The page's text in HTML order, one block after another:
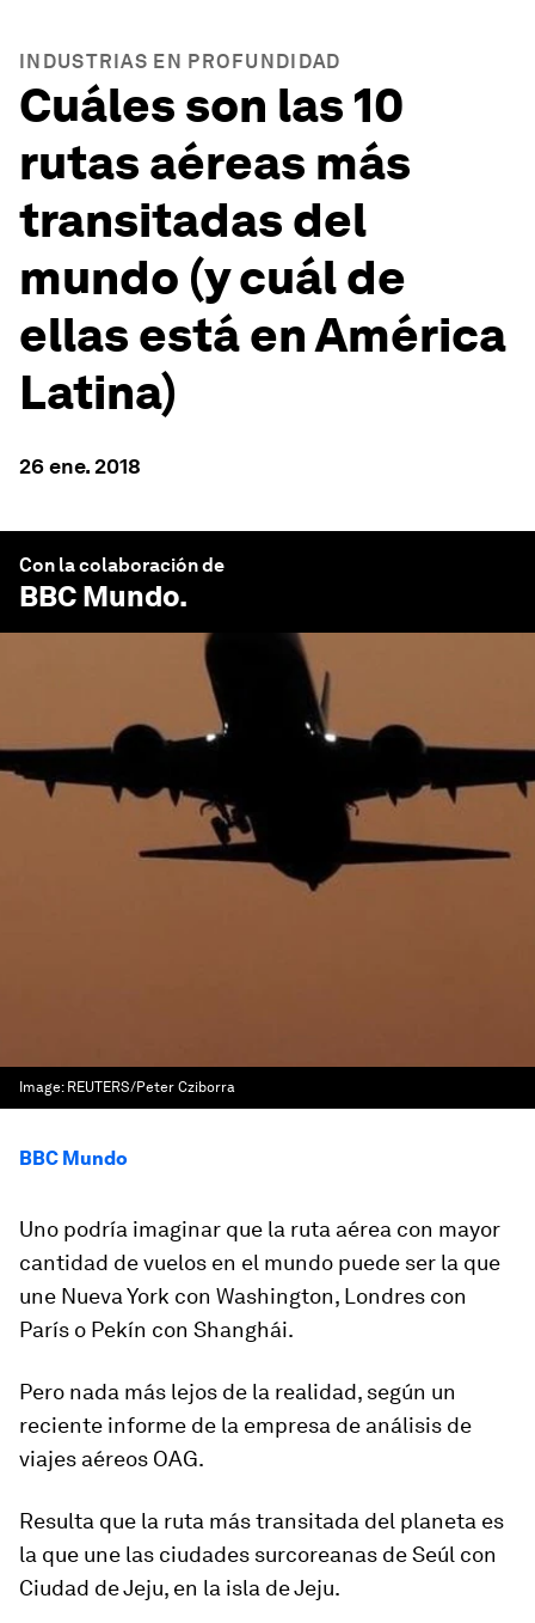
INDUSTRIAS EN PROFUNDIDAD
Cuáles son las 10
rutas aéreas más
transitadas del
mundo (y cuál de
ellas está en América
Latina)
26 ene. 2018
Con la colaboración de
BBC Mundo.
Image: REUTERS/Peter Cziborra
BBC Mundo
Uno podría imaginar que la ruta aérea con mayor
cantidad de vuelos en el mundo puede ser la que
une Nueva York con Washington, Londres con
París o Pekín con Shanghái.
Pero nada más lejos de la realidad, según un
reciente informe de la empresa de análisis de
viajes aéreos OAG.
Resulta que la ruta más transitada del planeta es
la que une las ciudades surcoreanas de Seúl con
Ciudad de Jeju, en la isla de Jeju.